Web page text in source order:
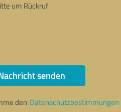
um Rückruf
senden
den Datenschutzbestimmungen